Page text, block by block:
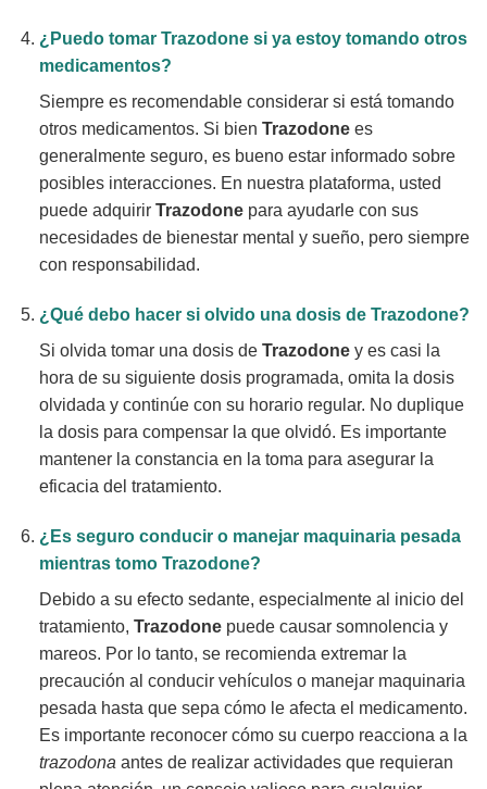
¿Puedo tomar Trazodonesi ya estoy tomando otros
medicamentos?
Siempre es recomendable considerar si está tomando
otros medicamentos. Si bien Trazodonees
generalmente seguro, es bueno estar informado sobre
posibles interacciones. En nuestra plataforma, usted
puede adquirir Trazodonepara ayudarle con sus
necesidades de bienestar mental y sueño, pero siempre
con responsabilidad.
¿Qué debo hacer si olvido una dosis de Trazodone?
Si olvida tomar una dosis de Trazodoney es casi la
hora de su siguiente dosis programada, omita la dosis
olvidada y continúe con su horario regular. No duplique
la dosis para compensar la que olvidó. Es importante
mantener la constancia en la toma para asegurar la
eficacia del tratamiento.
¿Es seguro conducir o manejar maquinaria pesada
mientras tomo Trazodone?
Debido a su efecto sedante, especialmente al inicio del
tratamiento, Trazodonepuede causar somnolencia y
mareos. Por lo tanto, se recomienda extremar la
precaución al conducir vehículos o manejar maquinaria
pesada hasta que sepa cómo le afecta el medicamento.
Es importante reconocer cómo su cuerpo reacciona a la
trazodona antes de realizar actividades que requieran